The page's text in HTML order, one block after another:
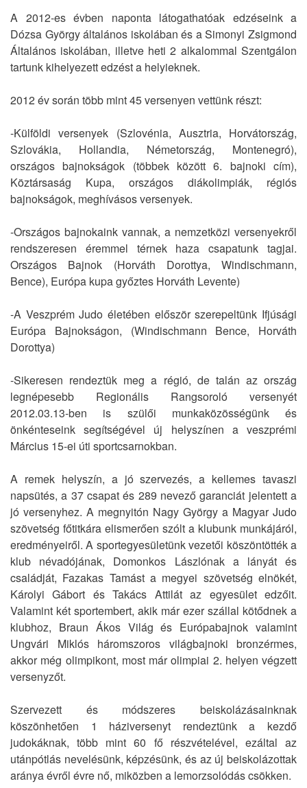
A 2012-es évben naponta látogathatóak edzéseink a
Dózsa György általános iskolában és a Simonyi Zsigmond
Általános iskolában, illetve heti 2 alkalommal Szentgálon
tartunk kihelyezett edzést a helyieknek.
2012 év során több mint 45 versenyen vettünk részt:
-Külföldi versenyek (Szlovénia, Ausztria, Horvátország,
Szlovákia, Hollandia, Németország, Montenegró),
országos bajnokságok (többek között 6. bajnoki cím),
Köztársaság Kupa, országos diákolimpiák, régiós
bajnokságok, meghívásos versenyek.
-Országos bajnokaink vannak, a nemzetközi versenyekről
rendszeresen éremmel térnek haza csapatunk tagjai.
Országos Bajnok (Horváth Dorottya, Windischmann,
Bence), Európa kupa győztes Horváth Levente)
-A Veszprém Judo életében először szerepeltünk Ifjúsági
Európa Bajnokságon, (Windischmann Bence, Horváth
Dorottya)
-Sikeresen rendeztük meg a régió, de talán az ország
legnépesebb Regionális Rangsoroló versenyét
2012.03.13-ben is szülői munkaközösségünk és
önkénteseink segítségével új helyszínen a veszprémi
Március 15-ei úti sportcsarnokban.
A remek helyszín, a jó szervezés, a kellemes tavaszi
napsütés, a 37 csapat és 289 nevező garanciát jelentett a
jó versenyhez. A megnyitón Nagy György a Magyar Judo
szövetség főtitkára elismerően szólt a klubunk munkájáról,
eredményeiről. A sportegyesületünk vezetői köszöntötték a
klub névadójának, Domonkos Lászlónak a lányát és
családját, Fazakas Tamást a megyei szövetség elnökét,
Károlyi Gábort és Takács Attilát az egyesület edzőit.
Valamint két sportembert, akik már ezer szállal kötődnek a
klubhoz, Braun Ákos Világ és Európabajnok valamint
Ungvári Miklós háromszoros világbajnoki bronzérmes,
akkor még olimpikont, most már olimpiai 2. helyen végzett
versenyzőt.
Szervezett és módszeres beiskolázásainknak
köszönhetően 1 háziversenyt rendeztünk a kezdő
judokáknak, több mint 60 fő részvételével, ezáltal az
utánpótlás nevelésünk, képzésünk, és az új beiskolázottak
aránya évről évre nő, miközben a lemorzsolódás csökken.